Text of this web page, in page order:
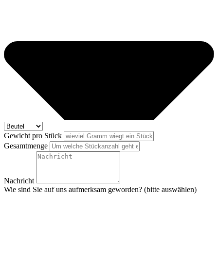
Gewicht pro Stück
Gesamtmenge
Nachricht
Wie sind Sie auf uns aufmerksam geworden? (bitte auswählen)